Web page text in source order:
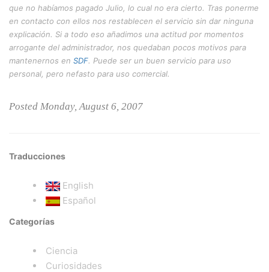
que no habíamos pagado Julio, lo cual no era cierto. Tras ponerme
en contacto con ellos nos restablecen el servicio sin dar ninguna
explicación. Si a todo eso añadimos una actitud por momentos
arrogante del administrador, nos quedaban pocos motivos para
mantenernos en SDF. Puede ser un buen servicio para uso
personal, pero nefasto para uso comercial.
Posted Monday, August 6, 2007
Traducciones
English
Español
Categorías
Ciencia
Curiosidades